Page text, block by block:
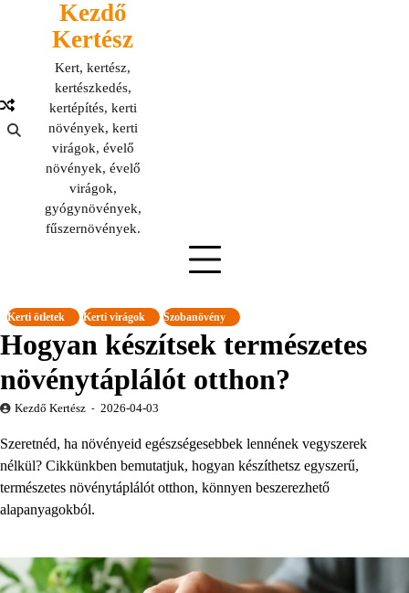
Kezdő
Kertész
Kert, kertész,
kertészkedés,
kertépítés, kerti
növények, kerti
virágok, évelő
növények, évelő
virágok,
gyógynövények,
fűszernövények.
Kerti ötletek Kerti virágok Szobanövény
Hogyan készítsek természetes
növénytáplálót otthon?
Kezdő Kertész 2026-04-03
Szeretnéd, ha növényeid egészségesebbek lennének vegyszerek
nélkül? Cikkünkben bemutatjuk, hogyan készíthetsz egyszerű,
természetes növénytáplálót otthon, könnyen beszerezhető
alapanyagokból.